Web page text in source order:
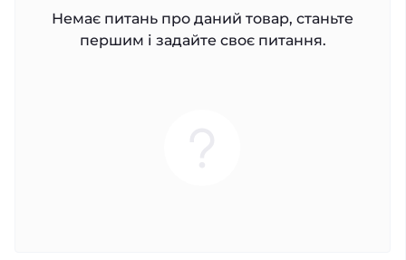
Немає питань про даний товар, станьте
першим і задайте своє питання.